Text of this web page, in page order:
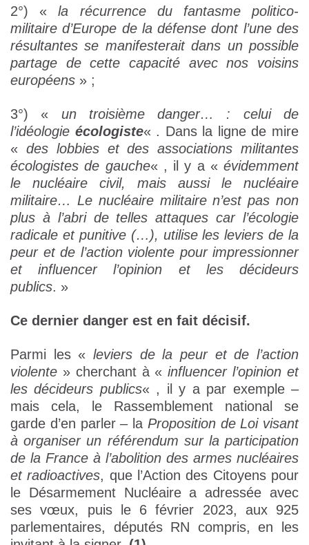
2°) «la récurrence du fantasme politico-
militaire d’Europe de la défense dont l’une des
résultantes se manifesterait dans un possible
partage de cette capacité avec nos voisins
européens » ;
3°) « un troisième danger… : celui de
l’idéologie écologiste« . Dans la ligne de mire
« des lobbies et des associations militantes
écologistes de gauche« , il y a « évidemment
le nucléaire civil, mais aussi le nucléaire
militaire… Le nucléaire militaire n’est pas non
plus à l’abri de telles attaques car l’écologie
radicale et punitive (…), utilise les leviers de la
peur et de l’action violente pour impressionner
et influencer l’opinion et les décideurs
publics. »
Ce dernier danger est en fait décisif.
Parmi les « leviers de la peur et de l’action
violente » cherchant à «influencer l’opinion et
les décideurs publics« , il y a par exemple –
mais cela, le Rassemblement national se
garde d’en parler – la Proposition de Loi visant
à organiser un référendum sur la participation
de la France à l’abolition des armes nucléaires
et radioactives, que l’Action des Citoyens pour
le Désarmement Nucléaire a adressée avec
ses vœux, puis le 6 février 2023, aux 925
parlementaires, députés RN compris, en les